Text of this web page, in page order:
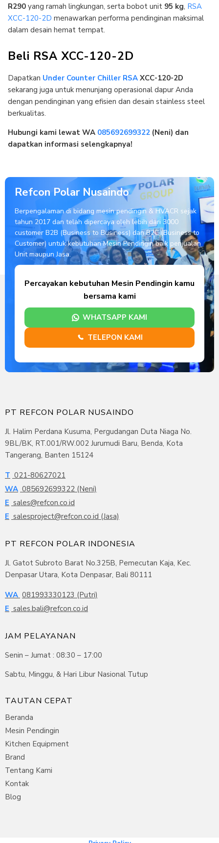
R290yang ramah lingkungan, serta bobot unit 95 kg, RSA
XCC-120-2D menawarkan performa pendinginan maksimal
dalam desain hemat tempat.
Beli RSA XCC-120-2D
Dapatkan Under Counter Chiller RSAXCC-120-2D
sekarang juga untuk menunjang operasional dapur Anda
dengan pendinginan yang efisien dan desain stainless steel
berkualitas.
Hubungi kami lewat WA 085692699322(Neni) dan
dapatkan informasi selengkapnya!
Refcon Polar Nusaindo
Berpengalaman di bidang mesin pendingin & HVACR sejak
tahun 2017 dan telah dipercaya oleh lebih dari 3000
customer B2B (Business to Business) dan B2C (Business to
Customer) untuk kebutuhan Mesin Pendingin baik penjualan
Unit maupun Jasa.
Percayakan kebutuhan Mesin Pendingin kamu
bersama kami
WHATSAPP KAMI
TELEPON KAMI
PT REFCON POLAR NUSAINDO
Jl. Halim Perdana Kusuma, Pergudangan Duta Niaga No.
9BL/BK, RT.001/RW.002 Jurumudi Baru, Benda, Kota
Tangerang, Banten 15124
T 021-80627021
WA 085692699322 (Neni)
E sales@refcon.co.id
E salesproject@refcon.co.id (Jasa)
PT REFCON POLAR INDONESIA
Jl. Gatot Subroto Barat No.325B, Pemecutan Kaja, Kec.
Denpasar Utara, Kota Denpasar, Bali 80111
WA 081993330123 (Putri)
E sales.bali@refcon.co.id
JAM PELAYANAN
Senin – Jumat : 08:30 – 17:00
Sabtu, Minggu, & Hari Libur Nasional Tutup
TAUTAN CEPAT
Beranda
Mesin Pendingin
Kitchen Equipment
Brand
Tentang Kami
Kontak
Blog